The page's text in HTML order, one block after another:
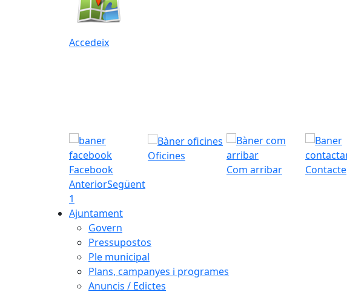
Accedeix
Facebook
Oficines
Com arribar
Contacte
AnteriorSegüent
1
Ajuntament
Govern
Pressupostos
Ple municipal
Plans, campanyes i programes
Anuncis / Edictes